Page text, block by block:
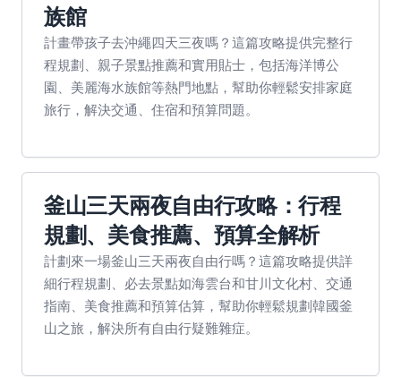
族館
計畫帶孩子去沖繩四天三夜嗎？這篇攻略提供完整行
程規劃、親子景點推薦和實用貼士，包括海洋博公
園、美麗海水族館等熱門地點，幫助你輕鬆安排家庭
旅行，解決交通、住宿和預算問題。
釜山三天兩夜自由行攻略：行程
規劃、美食推薦、預算全解析
計劃來一場釜山三天兩夜自由行嗎？這篇攻略提供詳
細行程規劃、必去景點如海雲台和甘川文化村、交通
指南、美食推薦和預算估算，幫助你輕鬆規劃韓國釜
山之旅，解決所有自由行疑難雜症。